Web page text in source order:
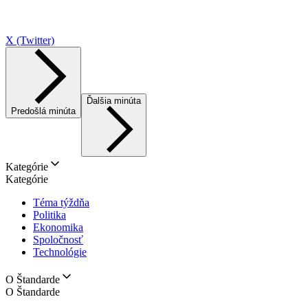
X (Twitter)
Predošlá minúta
Ďalšia minúta
Kategórie
Kategórie
Téma týždňa
Politika
Ekonomika
Spoločnosť
Technológie
O Štandarde
O Štandarde